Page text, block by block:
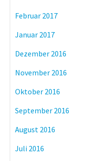
Februar 2017
Januar 2017
Dezember 2016
November 2016
Oktober 2016
September 2016
August 2016
Juli 2016